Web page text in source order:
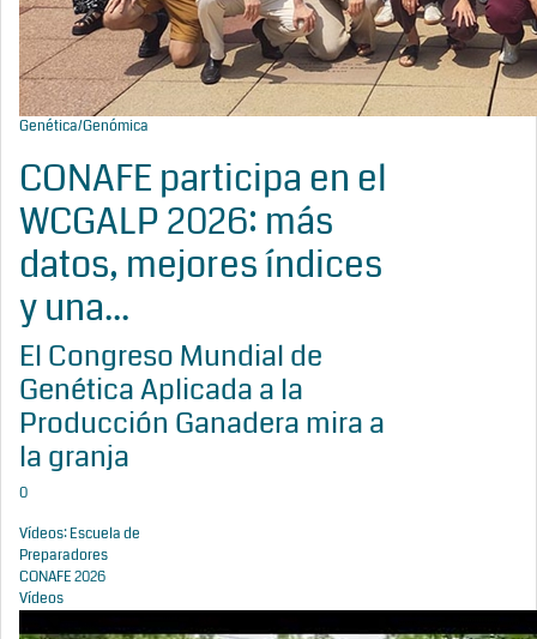
Genética/Genómica
CONAFE participa en el
WCGALP 2026: más
datos, mejores índices
y una...
El Congreso Mundial de
Genética Aplicada a la
Producción Ganadera mira a
la granja
0
Vídeos: Escuela de
Preparadores
CONAFE 2026
Vídeos